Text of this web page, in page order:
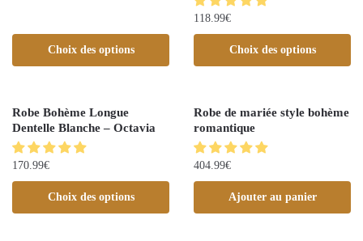
Choix des options
118.99€
Choix des options
Robe Bohème Longue
Dentelle Blanche – Octavia
170.99€
Choix des options
Robe de mariée style bohème
romantique
404.99€
Ajouter au panier